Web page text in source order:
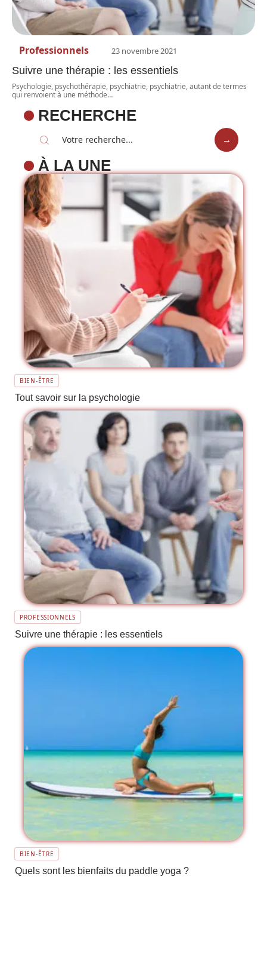
Professionnels 23 novembre 2021
Suivre une thérapie : les essentiels
Psychologie, psychothérapie, psychiatrie, psychiatrie, autant de termes
qui renvoient à une méthode…
RECHERCHE
À LA UNE
BIEN-ÊTRE
Tout savoir sur la psychologie
PROFESSIONNELS
Suivre une thérapie : les essentiels
BIEN-ÊTRE
Quels sont les bienfaits du paddle yoga ?